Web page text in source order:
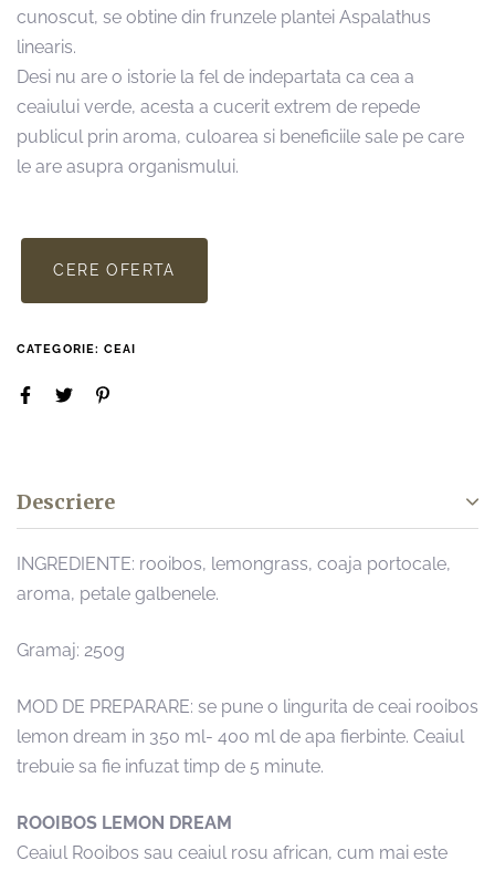
cunoscut, se obtine din frunzele plantei Aspalathus
linearis.
Desi nu are o istorie la fel de indepartata ca cea a
ceaiului verde, acesta a cucerit extrem de repede
publicul prin aroma, culoarea si beneficiile sale pe care
le are asupra organismului.
CERE OFERTA
CATEGORIE:CEAI
Descriere
INGREDIENTE: rooibos, lemongrass, coaja portocale,
aroma, petale galbenele.
Gramaj: 250g
MOD DE PREPARARE: se pune o lingurita de ceai rooibos
lemon dream in 350 ml- 400 ml de apa fierbinte. Ceaiul
trebuie sa fie infuzat timp de 5 minute.
ROOIBOS LEMON DREAM
Ceaiul Rooibos sau ceaiul rosu african, cum mai este